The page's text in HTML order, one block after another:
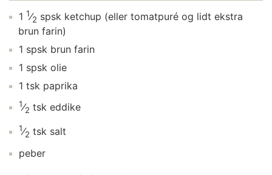
1 1⁄2 spsk ketchup (eller tomatpuré og lidt ekstra
brun farin)
1 spsk brun farin
1 spsk olie
1 tsk paprika
1⁄2 tsk eddike
1⁄2 tsk salt
peber